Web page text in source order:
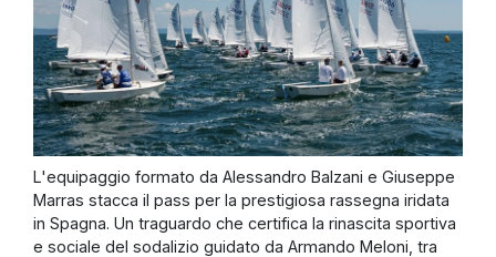
L'equipaggio formato da Alessandro Balzani e Giuseppe
Marras stacca il pass per la prestigiosa rassegna iridata
in Spagna. Un traguardo che certifica la rinascita sportiva
e sociale del sodalizio guidato da Armando Meloni, tra